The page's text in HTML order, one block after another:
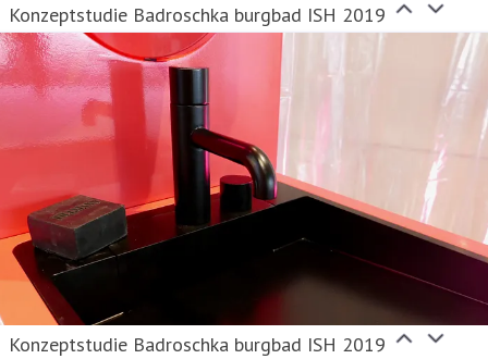
Konzeptstudie Badroschka burgbad ISH 2019
Konzeptstudie Badroschka burgbad ISH 2019